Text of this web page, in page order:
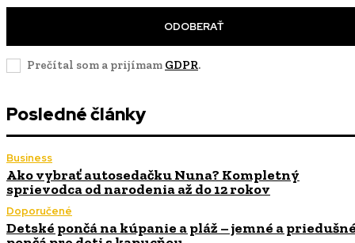
ODOBERAŤ
Prečítal som a prijímam GDPR.
Posledné články
Business
Ako vybrať autosedačku Nuna? Kompletný
sprievodca od narodenia až do 12 rokov
Doporučené
Detské pončá na kúpanie a pláž – jemné a